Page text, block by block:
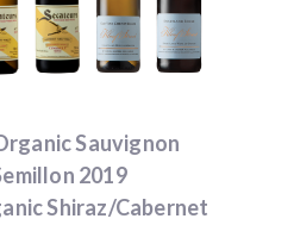
Sauvignon
2019
Shiraz/Cabernet